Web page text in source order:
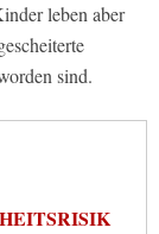
leben aber
sind.